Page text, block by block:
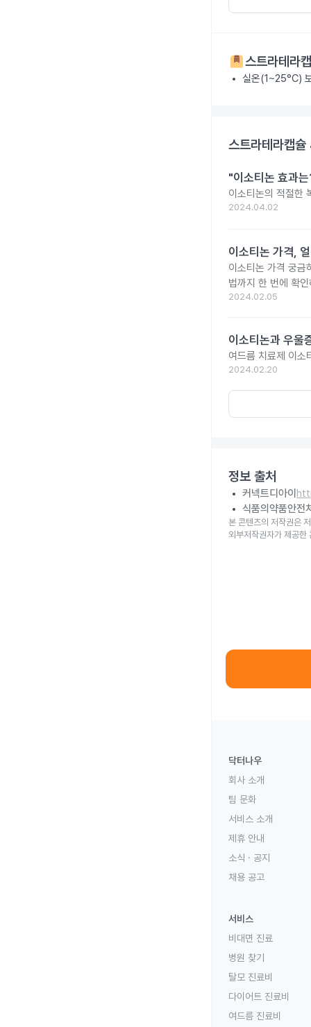
스트라테라
실온(1~25°C)
스트라테라캡
"이소티논 효과
이소티논의 적절한
2024.04.02
이소티논 가격,
이소티논 가격 궁금
법까지 한 번에 확
2024.02.05
이소티논과 우울
여드름 치료제 이소
2024.02.20
정보 출처
커넥트디아이
식품의약품안전
본 콘텐츠의 저작권은
외부저작권자가 제공한
닥터나우
회사 소개
팀 문화
서비스 소개
제휴 안내
소식 · 공지
채용 공고
서비스
비대면 진료
병원 찾기
탈모 진료비
다이어트 진료비
여드름 진료비